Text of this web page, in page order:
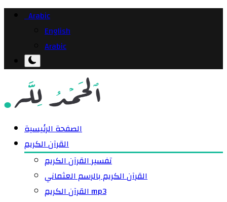
Arabic
English
Arabic
الصفحة الرئيسية
القرآن الكريم
تفسير القرآن الكريم
القرآن الكريم بالرسم العثماني
القرآن الكريم mp3